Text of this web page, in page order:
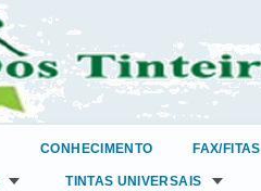
CONHECIMENTO FAX/FITAS
TINTAS UNIVERSAIS